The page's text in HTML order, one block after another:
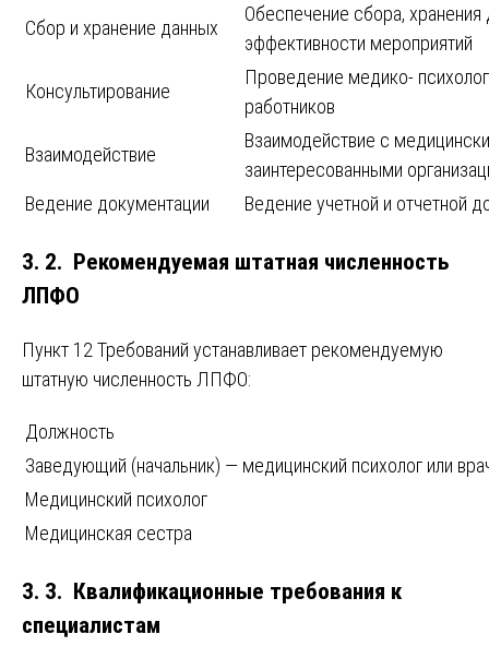
Сбор и хранение данных
Обеспечение сбора, хранения
эффективности мероприятий
Консультирование
Проведение медико-
работников
Взаимодействие
Взаимодействие с
заинтересованными
Ведение документации
Ведение учетной и отчетной
3. 2. Рекомендуемая штатная численность
ЛПФО
Пункт 12 Требований устанавливает рекомендуемую
штатную численность ЛПФО:
Должность
Заведующий (начальник) — медицинский психолог или
Медицинский психолог
Медицинская сестра
3. 3. Квалификационные требования к
специалистам